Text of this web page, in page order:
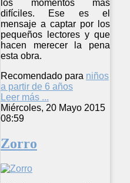
los momentos más
difíciles. Ese es el
mensaje a captar por los
pequeños lectores y que
hacen merecer la pena
esta obra.
Recomendado para niños
a partir de 6 años
Leer más ...
Miércoles, 20 Mayo 2015
08:59
Zorro